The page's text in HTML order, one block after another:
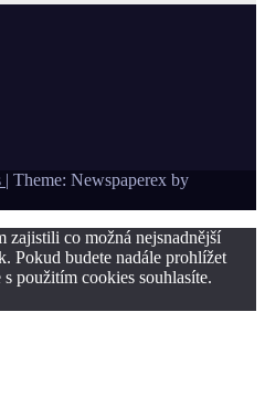
Theme: Newspaperex by
zajistili co možná nejsnadnější
Pokud budete nadále prohlížet
použitím cookies souhlasíte.